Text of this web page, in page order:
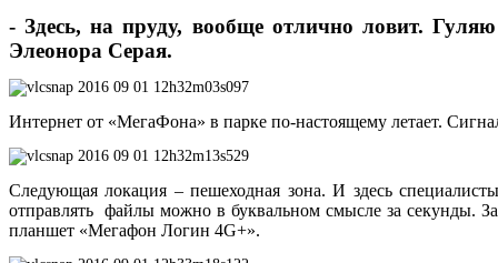
- Здесь, на пруду, вообще отлично ловит.
Элеонора Серая.
Интернет от «МегаФона» в парке по-настоящему летает.
Следующая локация – пешеходная зона. И здесь
отправлять файлы можно в буквальном смысле за секунды.
планшет «Мегафон Логин 4G+».